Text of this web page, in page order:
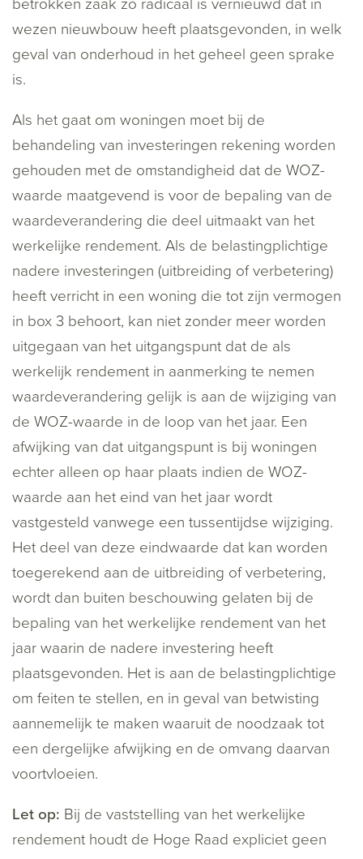
betrokken zaak zo radicaal is vernieuwd dat in
wezen nieuwbouw heeft plaatsgevonden, in welk
geval van onderhoud in het geheel geen sprake
is.
Als het gaat om woningen moet bij de
behandeling van investeringen rekening worden
gehouden met de omstandigheid dat de WOZ-
waarde maatgevend is voor de bepaling van de
waardeverandering die deel uitmaakt van het
werkelijke rendement. Als de belastingplichtige
nadere investeringen (uitbreiding of verbetering)
heeft verricht in een woning die tot zijn vermogen
in box 3 behoort, kan niet zonder meer worden
uitgegaan van het uitgangspunt dat de als
werkelijk rendement in aanmerking te nemen
waardeverandering gelijk is aan de wijziging van
de WOZ-waarde in de loop van het jaar. Een
afwijking van dat uitgangspunt is bij woningen
echter alleen op haar plaats indien de WOZ-
waarde aan het eind van het jaar wordt
vastgesteld vanwege een tussentijdse wijziging.
Het deel van deze eindwaarde dat kan worden
toegerekend aan de uitbreiding of verbetering,
wordt dan buiten beschouwing gelaten bij de
bepaling van het werkelijke rendement van het
jaar waarin de nadere investering heeft
plaatsgevonden. Het is aan de belastingplichtige
om feiten te stellen, en in geval van betwisting
aannemelijk te maken waaruit de noodzaak tot
een dergelijke afwijking en de omvang daarvan
voortvloeien.
Let op: Bij de vaststelling van het werkelijke
rendement houdt de Hoge Raad expliciet geen